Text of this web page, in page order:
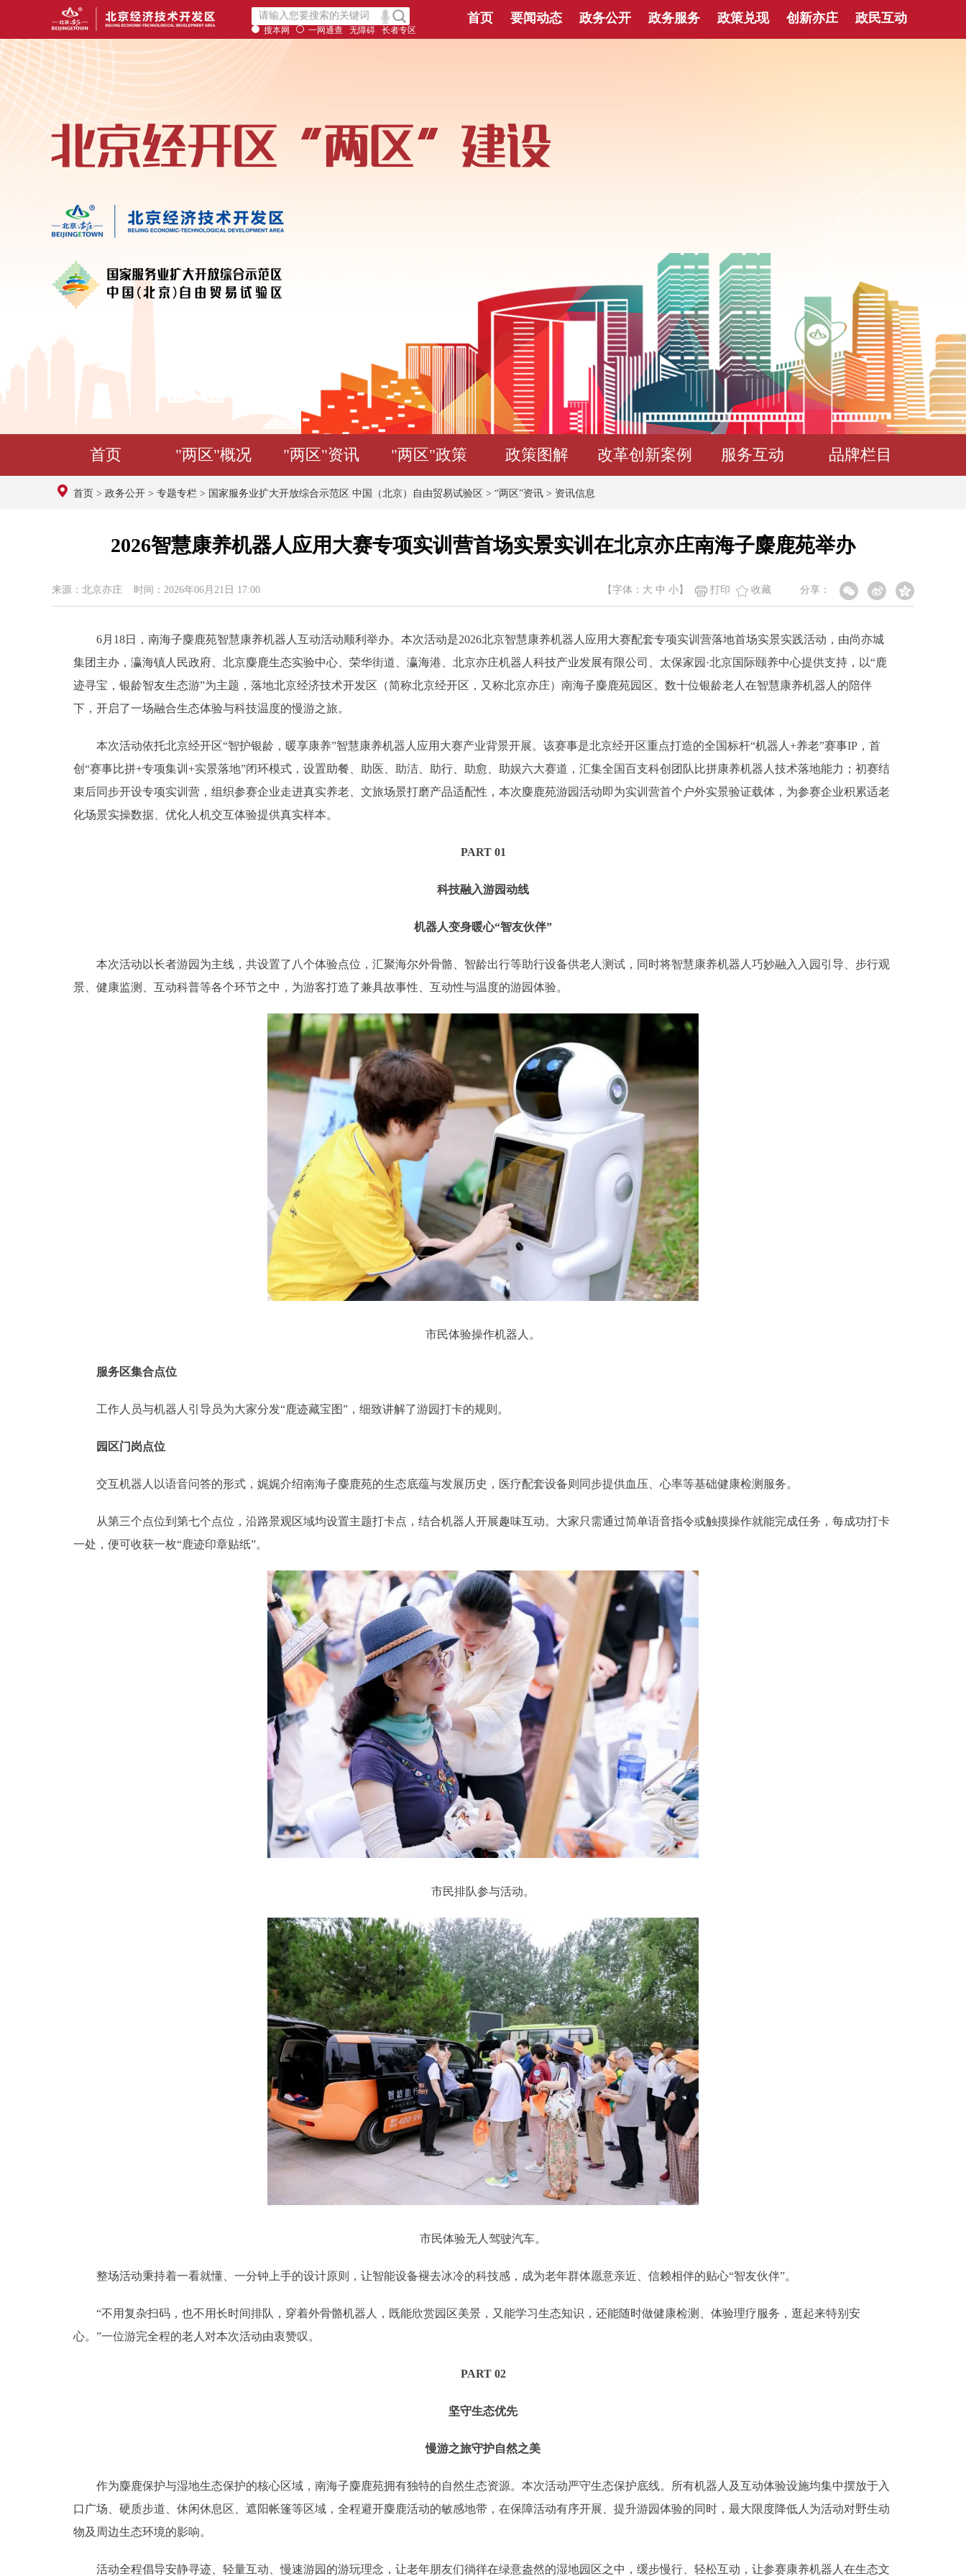
搜本网 一网通查 无障碍 长者专区
首页 要闻动态 政务公开 政务服务 政策兑现 创新亦庄 政民互动
首页 "两区"概况 "两区"资讯 "两区"政策 政策图解 改革创新案例 服务互动 品牌栏目
首页 > 政务公开 > 专题专栏 > 国家服务业扩大开放综合示范区 中国（北京）自由贸易试验区 > “两区”资讯 > 资讯信息
2026智慧康养机器人应用大赛专项实训营首场实景实训在北京亦庄南海子麋鹿苑举办
来源：北京亦庄 时间：2026年06月21日 17:00 分享：
【字体： 大 中 小 】 打印 收藏
6月18日，南海子麋鹿苑智慧康养机器人互动活动顺利举办。本次活动是2026北京智慧康养机器人应用大赛配套专项实训营落地首场实景实践活动，由尚亦城
集团主办，瀛海镇人民政府、北京麋鹿生态实验中心、荣华街道、瀛海港、北京亦庄机器人科技产业发展有限公司、太保家园·北京国际颐养中心提供支持，以“鹿
迹寻宝，银龄智友生态游”为主题，落地北京经济技术开发区（简称北京经开区，又称北京亦庄）南海子麋鹿苑园区。数十位银龄老人在智慧康养机器人的陪伴
下，开启了一场融合生态体验与科技温度的慢游之旅。
本次活动依托北京经开区“智护银龄，暖享康养”智慧康养机器人应用大赛产业背景开展。该赛事是北京经开区重点打造的全国标杆“机器人+养老”赛事IP，首
创“赛事比拼+专项集训+实景落地”闭环模式，设置助餐、助医、助洁、助行、助愈、助娱六大赛道，汇集全国百支科创团队比拼康养机器人技术落地能力；初赛结
束后同步开设专项实训营，组织参赛企业走进真实养老、文旅场景打磨产品适配性，本次麋鹿苑游园活动即为实训营首个户外实景验证载体，为参赛企业积累适老
化场景实操数据、优化人机交互体验提供真实样本。
PART 01
科技融入游园动线
机器人变身暖心“智友伙伴”
本次活动以长者游园为主线，共设置了八个体验点位，汇聚海尔外骨骼、智龄出行等助行设备供老人测试，同时将智慧康养机器人巧妙融入入园引导、步行观
景、健康监测、互动科普等各个环节之中，为游客打造了兼具故事性、互动性与温度的游园体验。
市民体验操作机器人。
服务区集合点位
工作人员与机器人引导员为大家分发“鹿迹藏宝图”，细致讲解了游园打卡的规则。
园区门岗点位
交互机器人以语音问答的形式，娓娓介绍南海子麋鹿苑的生态底蕴与发展历史，医疗配套设备则同步提供血压、心率等基础健康检测服务。
从第三个点位到第七个点位，沿路景观区域均设置主题打卡点，结合机器人开展趣味互动。大家只需通过简单语音指令或触摸操作就能完成任务，每成功打卡
一处，便可收获一枚“鹿迹印章贴纸”。
市民排队参与活动。
市民体验无人驾驶汽车。
整场活动秉持着一看就懂、一分钟上手的设计原则，让智能设备褪去冰冷的科技感，成为老年群体愿意亲近、信赖相伴的贴心“智友伙伴”。
“不用复杂扫码，也不用长时间排队，穿着外骨骼机器人，既能欣赏园区美景，又能学习生态知识，还能随时做健康检测、体验理疗服务，逛起来特别安
心。”一位游完全程的老人对本次活动由衷赞叹。
PART 02
坚守生态优先
慢游之旅守护自然之美
作为麋鹿保护与湿地生态保护的核心区域，南海子麋鹿苑拥有独特的自然生态资源。本次活动严守生态保护底线。所有机器人及互动体验设施均集中摆放于入
口广场、硬质步道、休闲休息区、遮阳帐篷等区域，全程避开麋鹿活动的敏感地带，在保障活动有序开展、提升游园体验的同时，最大限度降低人为活动对野生动
物及周边生态环境的影响。
活动全程倡导安静寻迹、轻量互动、慢速游园的游玩理念，让老年朋友们徜徉在绿意盎然的湿地园区之中，缓步慢行、轻松互动，让参赛康养机器人在生态文